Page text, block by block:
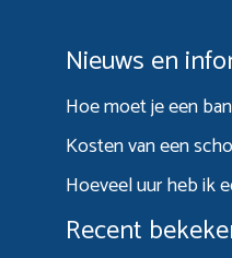
Nieuws en
Hoe moet je een
Kosten van een
Hoeveel uur heb ik
Recent